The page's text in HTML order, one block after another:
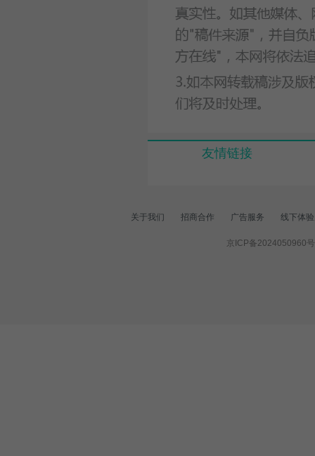
友情链接
关于我们 招商合作 广告服务 线下体
京ICP备2024050960